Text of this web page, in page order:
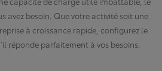
avez besoin. Que votre activité soit une
à croissance rapide, configurez le
réponde parfaitement à vos besoins.